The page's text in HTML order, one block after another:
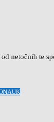
od netočnih te